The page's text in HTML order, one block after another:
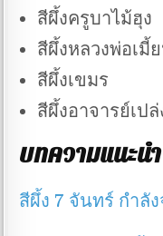
สีผึ้งครูบาไม้ฮุง
สีผึ้งหลวงพ่อเมี้
สีผึ้งเขมร
สีผึ้งอาจารย์เปล่
บทความแนะนำ
สีผึ้ง 7 จันทร์ กำลั